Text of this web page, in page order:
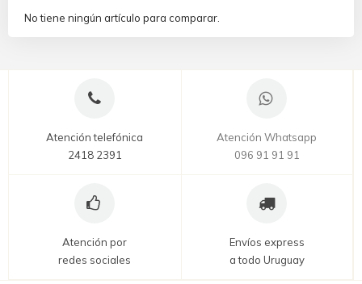
No tiene ningún artículo para comparar.
Atención telefónica
2418 2391
Atención Whatsapp
096 91 91 91
Atención por
redes sociales
Envíos express
a todo Uruguay